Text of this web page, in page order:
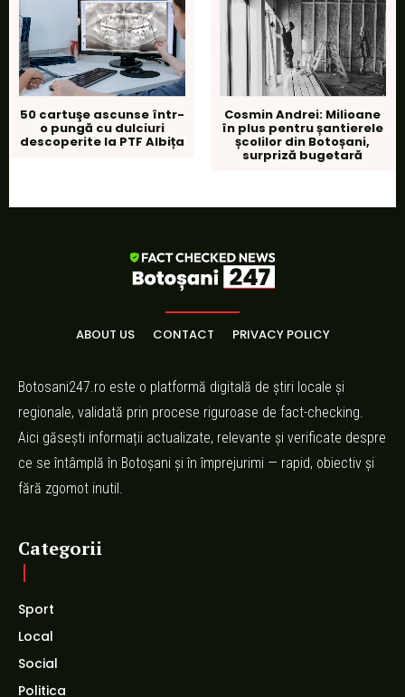
50 cartuşe ascunse într-
o pungă cu dulciuri
descoperite la PTF Albița
Cosmin Andrei: Milioane
în plus pentru șantierele
școlilor din Botoșani,
surpriză bugetară
ABOUT US CONTACT PRIVACY POLICY
Botosani247.ro este o platformă digitală de știri locale și
regionale, validată prin procese riguroase de fact-checking.
Aici găsești informații actualizate, relevante și verificate despre
ce se întâmplă în Botoșani și în împrejurimi — rapid, obiectiv și
fără zgomot inutil.
Categorii
Sport
Local
Social
Politica